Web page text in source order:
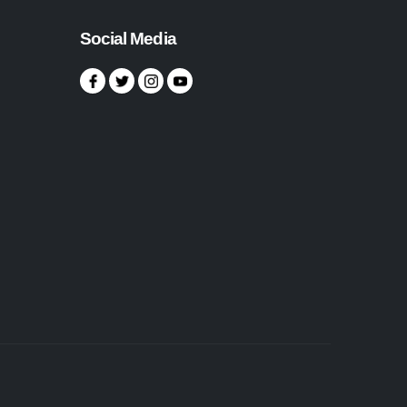
Social Media